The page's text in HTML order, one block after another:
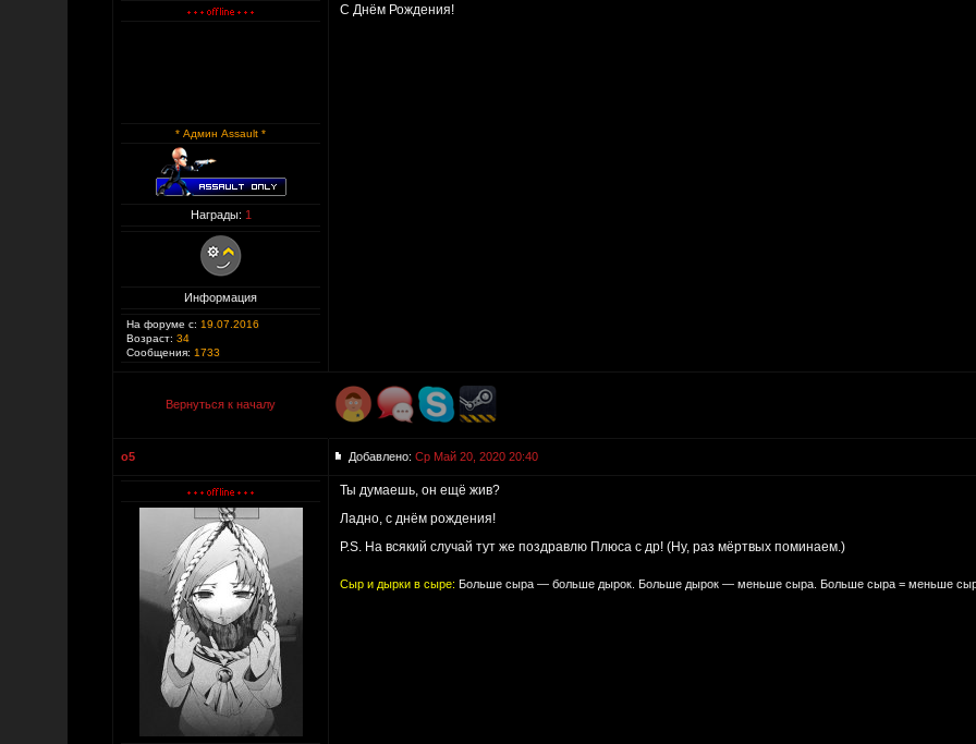
* Админ Assault *
Награды: 1
Информация
На форуме с: 19.07.2016
Возраст: 34
Сообщения: 1733
С Днём Рождения!
Вернуться к началу
o5 Добавлено: Ср Май 20, 2020 20:40
Ты думаешь, он ещё жив?
Ладно, с днём рождения!
P.S. На всякий случай тут же поздравлю Плюса с др! (Ну, раз мёртвых поминаем.)
Сыр и дырки в сыре: Больше сыра — больше дырок. Больше дырок — меньше сыра. Больше сыра = меньше